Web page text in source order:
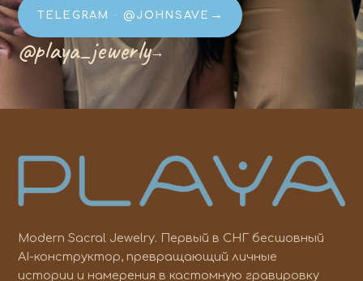
TELEGRAM · @JOHNSAVE →
@playa_jewerly→
Modern Sacral Jewelry. Первый в СНГ бесшовный
AI-конструктор, превращающий личные
истории и намерения в кастомную гравировку